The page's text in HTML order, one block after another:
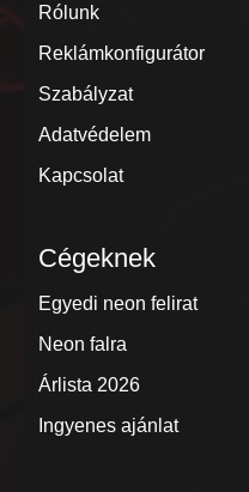
Rólunk
Reklámkonfigurátor
Szabályzat
Adatvédelem
Kapcsolat
Cégeknek
Egyedi neon felirat
Neon falra
Árlista 2026
Ingyenes ajánlat